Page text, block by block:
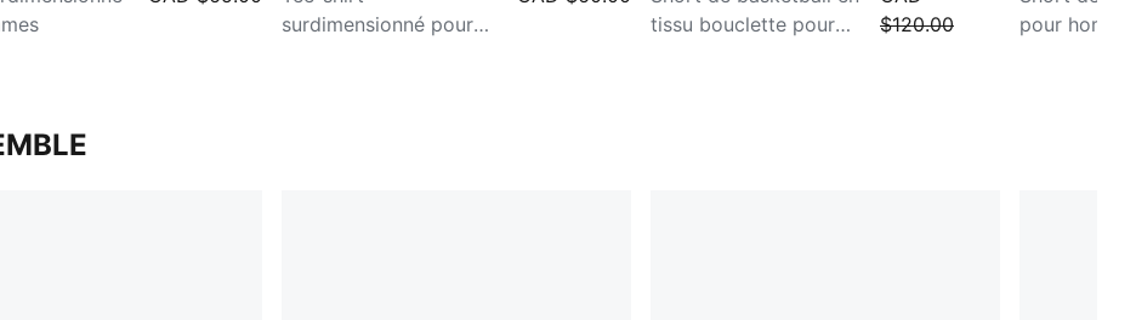
surdimensionné pour
tissu bouclette pour
$120.00
pour